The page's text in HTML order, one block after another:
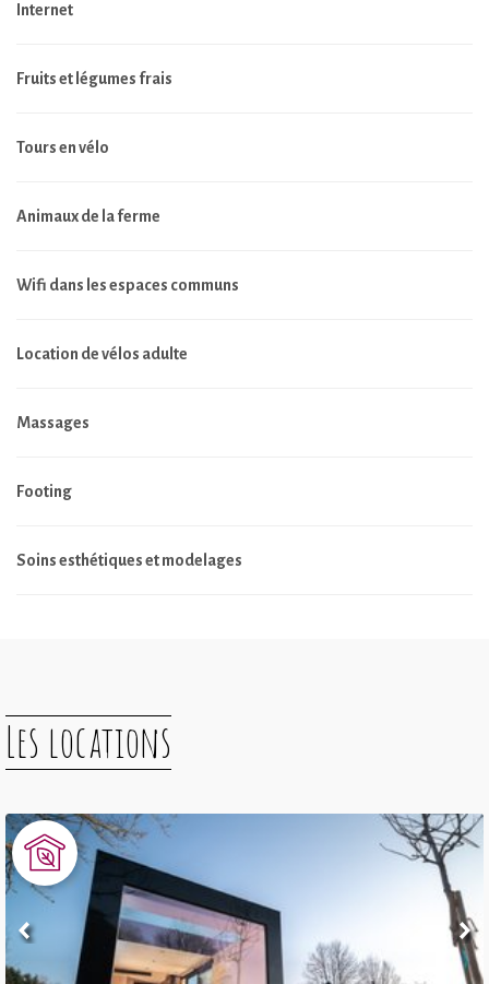
Internet
Fruits et légumes frais
Tours en vélo
Animaux de la ferme
Wifi dans les espaces communs
Location de vélos adulte
Massages
Footing
Soins esthétiques et modelages
Les locations